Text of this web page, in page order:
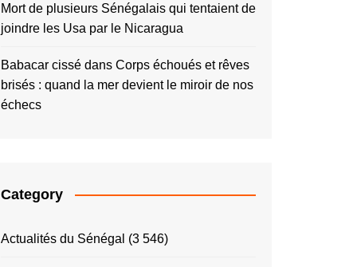
Mort de plusieurs Sénégalais qui tentaient de
joindre les Usa par le Nicaragua
Babacar cissé dans Corps échoués et rêves
brisés : quand la mer devient le miroir de nos
échecs
Category
Actualités du Sénégal (3 546)